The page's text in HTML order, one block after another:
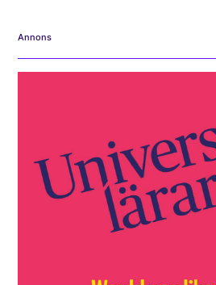
Annons